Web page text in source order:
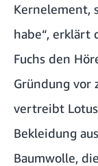
Kernelement,
habe“, erklärt
Fuchs den
Gründung vor
vertreibt
Bekleidung
Baumwolle,